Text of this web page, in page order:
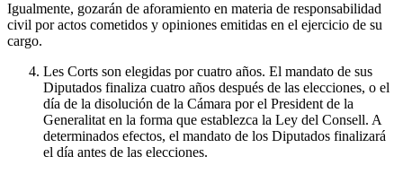
Igualmente, gozarán de aforamiento en materia de responsabilidad
civil por actos cometidos y opiniones emitidas en el ejercicio de su
cargo.
Les Corts son elegidas por cuatro años. El mandato de sus
Diputados finaliza cuatro años después de las elecciones, o el
día de la disolución de la Cámara por el President de la
Generalitat en la forma que establezca la Ley del Consell. A
determinados efectos, el mandato de los Diputados finalizará
el día antes de las elecciones.